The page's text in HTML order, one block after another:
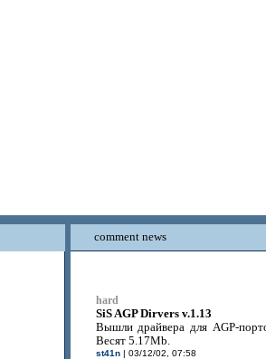
comment news
hard
SiS AGP Dirvers v.1.13
Вышли драйвера для AGP-
Весят 5.17Mb.
st41n| 03/12/02, 07:58